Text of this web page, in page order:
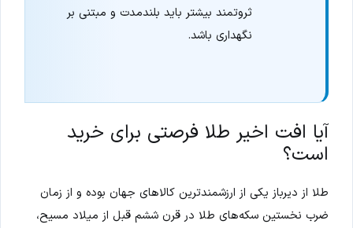
ثروتمند بیشتر باید بلندمدت و مبتنی بر
نگهداری باشد.
آیا افت اخیر طلا فرصتی برای خرید
است؟
طلا از دیرباز یکی از ارزشمندترین کالاهای جهان بوده و از زمان
ضرب نخستین سکه‌های طلا در قرن ششم قبل از میلاد مسیح،